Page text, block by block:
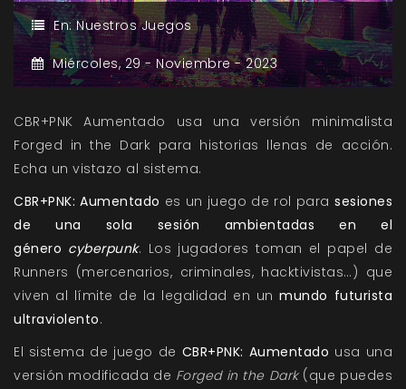
En:Nuestros Juegos
Miércoles,29 -Noviembre -2023
CBR+PNK Aumentado usa una versión minimalista
Forged in the Dark para historias llenas de acción.
Echa un vistazo al sistema.
CBR+PNK: Aumentado es un juego de rol para sesiones
de una sola sesión ambientadas en el
género cyberpunk. Los jugadores toman el papel de
Runners (mercenarios, criminales, hacktivistas…) que
viven al límite de la legalidad en un mundo futurista
ultraviolento.
El sistema de juego de CBR+PNK: Aumentado usa una
versión modificada de Forged in the Dark(que puedes